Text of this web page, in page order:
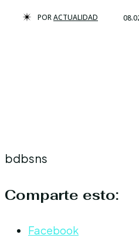
PORACTUALIDAD
bdbsns
Comparte esto:
Facebook